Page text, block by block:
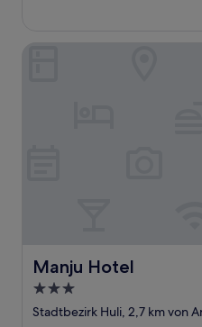
Manju Hotel
Manju Hotel
3.0-
Sterne-
Stadtbezirk Huli, 2,7 km von